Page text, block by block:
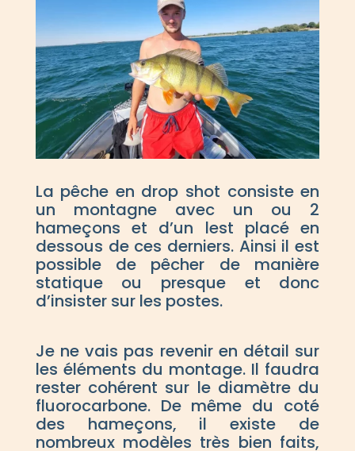
La pêche en drop shot consiste en
un montagne avec un ou 2
hameçons et d’un lest placé en
dessous de ces derniers. Ainsi il est
possible de pêcher de manière
statique ou presque et donc
d’insister sur les postes.
Je ne vais pas revenir en détail sur
les éléments du montage. Il faudra
rester cohérent sur le diamètre du
fluorocarbone. De même du coté
des hameçons, il existe de
nombreux modèles très bien faits,